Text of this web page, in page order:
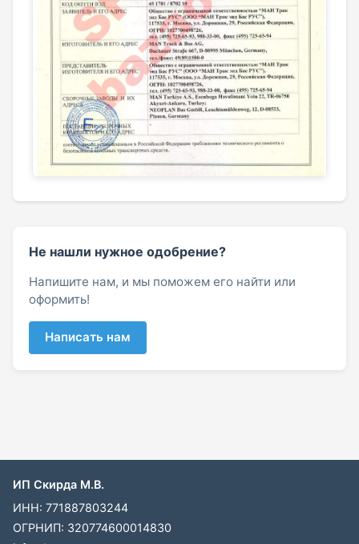
Не нашли нужное одобрение?
Напишите нам, и мы поможем его найти или
оформить!
Написать нам
ИП Скирда М.В.
ИНН: 771887803244
ОГРНИП: 320774600014830